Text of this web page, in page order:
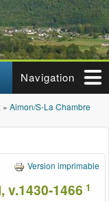
Navigation
» Aimon/S-La Chambre
Version imprimable
v.1430-1466 1